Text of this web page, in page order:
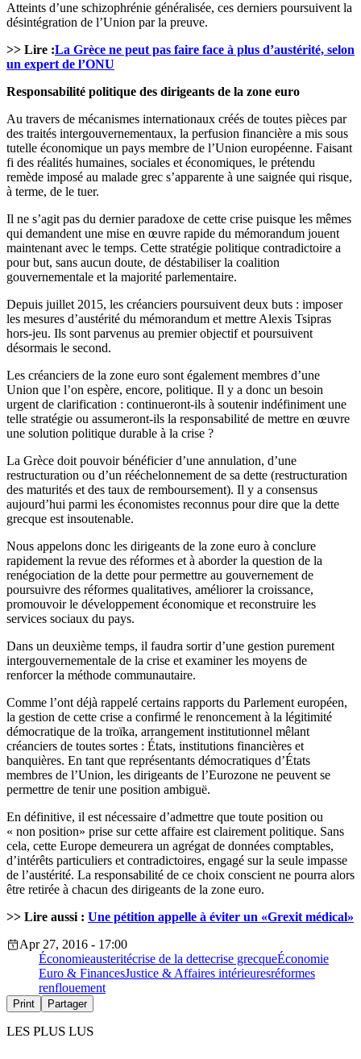
Atteints d’une schizophrénie généralisée, ces derniers poursuivent la
désintégration de l’Union par la preuve.
>> Lire :La Grèce ne peut pas faire face à plus d’austérité, selon
un expert de l’ONU
Responsabilité politique des dirigeants de la zone euro
Au travers de mécanismes internationaux créés de toutes pièces par
des traités intergouvernementaux, la perfusion financière a mis sous
tutelle économique un pays membre de l’Union européenne. Faisant
fi des réalités humaines, sociales et économiques, le prétendu
remède imposé au malade grec s’apparente à une saignée qui risque,
à terme, de le tuer.
Il ne s’agit pas du dernier paradoxe de cette crise puisque les mêmes
qui demandent une mise en œuvre rapide du mémorandum jouent
maintenant avec le temps. Cette stratégie politique contradictoire a
pour but, sans aucun doute, de déstabiliser la coalition
gouvernementale et la majorité parlementaire.
Depuis juillet 2015, les créanciers poursuivent deux buts : imposer
les mesures d’austérité du mémorandum et mettre Alexis Tsipras
hors-jeu. Ils sont parvenus au premier objectif et poursuivent
désormais le second.
Les créanciers de la zone euro sont également membres d’une
Union que l’on espère, encore, politique. Il y a donc un besoin
urgent de clarification : continueront-ils à soutenir indéfiniment une
telle stratégie ou assumeront-ils la responsabilité de mettre en œuvre
une solution politique durable à la crise ?
La Grèce doit pouvoir bénéficier d’une annulation, d’une
restructuration ou d’un rééchelonnement de sa dette (restructuration
des maturités et des taux de remboursement). Il y a consensus
aujourd’hui parmi les économistes reconnus pour dire que la dette
grecque est insoutenable.
Nous appelons donc les dirigeants de la zone euro à conclure
rapidement la revue des réformes et à aborder la question de la
renégociation de la dette pour permettre au gouvernement de
poursuivre des réformes qualitatives, améliorer la croissance,
promouvoir le développement économique et reconstruire les
services sociaux du pays.
Dans un deuxième temps, il faudra sortir d’une gestion purement
intergouvernementale de la crise et examiner les moyens de
renforcer la méthode communautaire.
Comme l’ont déjà rappelé certains rapports du Parlement européen,
la gestion de cette crise a confirmé le renoncement à la légitimité
démocratique de la troïka, arrangement institutionnel mêlant
créanciers de toutes sortes : États, institutions financières et
banquières. En tant que représentants démocratiques d’États
membres de l’Union, les dirigeants de l’Eurozone ne peuvent se
permettre de tenir une position ambiguë.
En définitive, il est nécessaire d’admettre que toute position ou
« non position» prise sur cette affaire est clairement politique. Sans
cela, cette Europe demeurera un agrégat de données comptables,
d’intérêts particuliers et contradictoires, engagé sur la seule impasse
de l’austérité. La responsabilité de ce choix conscient ne pourra alors
être retirée à chacun des dirigeants de la zone euro.
>> Lire aussi : Une pétition appelle à éviter un «Grexit médical»
Apr 27, 2016 - 17:00
Économieausteritécrise de la dettecrise grecqueÉconomie
Euro & FinancesJustice & Affaires intérieuresréformes
renflouement
Print Partager
LES PLUS LUS